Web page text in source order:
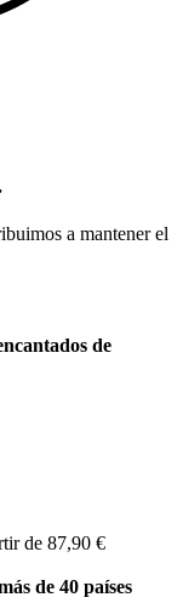
a mantener el
de
de 87,90 €
de 40 países